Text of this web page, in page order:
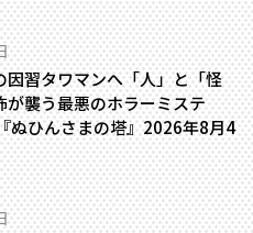
習タワマンへ――「人」と「怪
が襲う最悪のホラーミステ
ひんさまの塔』2026年8月4